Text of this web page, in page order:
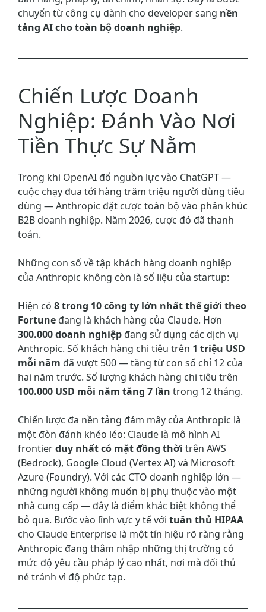
chuyển từ công cụ dành cho developer sang nền
tảng AI cho toàn bộ doanh nghiệp.
Chiến Lược Doanh
Nghiệp: Đánh Vào Nơi
Tiền Thực Sự Nằm
Trong khi OpenAI đổ nguồn lực vào ChatGPT —
cuộc chạy đua tới hàng trăm triệu người dùng tiêu
dùng — Anthropic đặt cược toàn bộ vào phân khúc
B2B doanh nghiệp. Năm 2026, cược đó đã thanh
toán.
Những con số về tập khách hàng doanh nghiệp
của Anthropic không còn là số liệu của startup:
Hiện có 8 trong 10 công ty lớn nhất thế giới theo
Fortune đang là khách hàng của Claude. Hơn
300.000 doanh nghiệp đang sử dụng các dịch vụ
Anthropic. Số khách hàng chi tiêu trên 1 triệu USD
mỗi năm đã vượt 500 — tăng từ con số chỉ 12 của
hai năm trước. Số lượng khách hàng chi tiêu trên
100.000 USD mỗi năm tăng 7 lần trong 12 tháng.
Chiến lược đa nền tảng đám mây của Anthropic là
một đòn đánh khéo léo: Claude là mô hình AI
frontierduy nhất có mặt đồng thời trên AWS
(Bedrock), Google Cloud (Vertex AI) và Microsoft
Azure (Foundry). Với các CTO doanh nghiệp lớn —
những người không muốn bị phụ thuộc vào một
nhà cung cấp — đây là điểm khác biệt không thể
bỏ qua. Bước vào lĩnh vực y tế với tuân thủ HIPAA
cho Claude Enterprise là một tín hiệu rõ ràng rằng
Anthropic đang thâm nhập những thị trường có
mức độ yêu cầu pháp lý cao nhất, nơi mà đối thủ
né tránh vì độ phức tạp.